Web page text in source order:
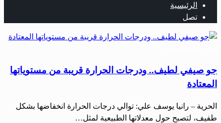
الرئيسية
تصل
جو صيفي لطيف.. ودرجات الحرارة قريبة من مستوياتها
المعتادة
الحرية – رانيا يوسف علي: توالي درجات الحرارة انخفاضها بشكل
طفيف، لتصبح حول معدلاتها الطبيعية لمثل…